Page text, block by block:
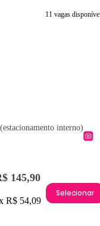
11 vagas
interno)
145,90
R$ 54,09
Selecionar